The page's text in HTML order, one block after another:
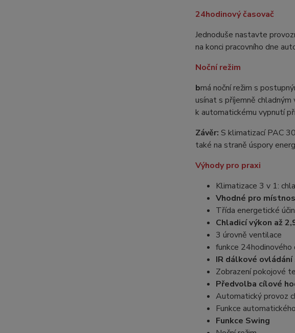
24hodinový časovač
Jednoduše nastavte
na konci pracovního dne
Noční režim
bmá noční režim s
usínat s příjemně
k automatickému vypnutí
Závěr: S klimatizací PAC
také na straně úspory
Výhody pro praxi
Klimatizace 3 v 1:
Vhodné pro
Třída energetické
Chladicí výkon až
3 úrovně ventilace
funkce 24hodinového
IR dálkové
Zobrazení pokojové
Předvolba cílové
Automatický provoz
Funkce
Funkce Swing